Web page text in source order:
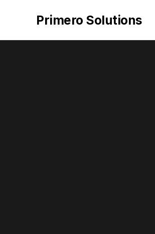
Primero Solutions